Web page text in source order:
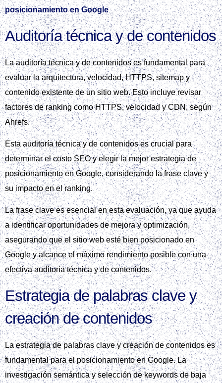
posicionamiento en Google
Auditoría técnica y de contenidos
La auditoría técnica y de contenidos es fundamental para
evaluar la arquitectura, velocidad, HTTPS, sitemap y
contenido existente de un sitio web. Esto incluye revisar
factores de ranking como HTTPS, velocidad y CDN, según
Ahrefs.
Esta auditoría técnica y de contenidos es crucial para
determinar el costo SEO y elegir la mejor estrategia de
posicionamiento en Google, considerando la frase clave y
su impacto en el ranking.
La frase clave es esencial en esta evaluación, ya que ayuda
a identificar oportunidades de mejora y optimización,
asegurando que el sitio web esté bien posicionado en
Google y alcance el máximo rendimiento posible con una
efectiva auditoría técnica y de contenidos.
Estrategia de palabras clave y
creación de contenidos
La estrategia de palabras clave y creación de contenidos es
fundamental para el posicionamiento en Google. La
investigación semántica y selección de keywords de baja